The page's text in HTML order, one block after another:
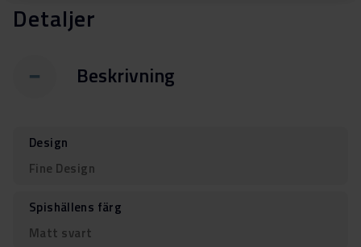
Detaljer
Beskrivning
Design
Fine Design
Spishällens färg
Matt svart